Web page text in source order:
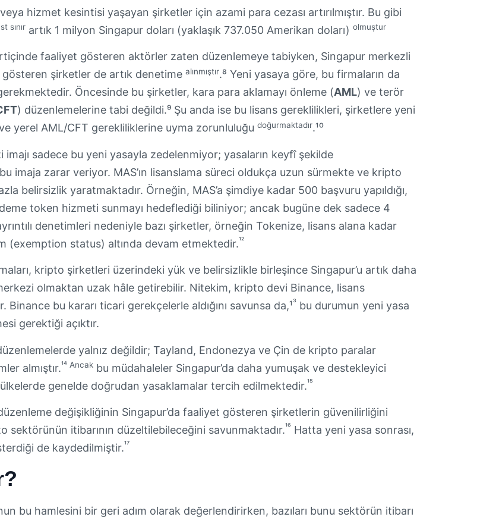
hizmet kesintisi yaşayan şirketler için azami para cezası artırılmıştır. Bu gibi
sınır artık 1 milyon Singapur doları (yaklaşık 737.050 Amerikan doları) olmuştur
faaliyet gösteren aktörler zaten düzenlemeye tabiyken, Singapur merkezli
gösteren şirketler de artık denetime alınmıştır.⁸ Yeni yasaya göre, bu firmaların da
Öncesinde bu şirketler, kara para aklamayı önleme (AML) ve terör
) düzenlemelerine tabi değildi.⁹ Şu anda ise bu lisans gereklilikleri, şirketlere yeni
yerel AML/CFT gerekliliklerine uyma zorunluluğu doğurmaktadır.¹⁰
imajı sadece bu yeni yasayla zedelenmiyor; yasaların keyfî şekilde
imaja zarar veriyor. MAS’ın lisanslama süreci oldukça uzun sürmekte ve kripto
belirsizlik yaratmaktadır. Örneğin, MAS’a şimdiye kadar 500 başvuru yapıldığı,
token hizmeti sunmayı hedeflediği biliniyor; ancak bugüne dek sadece 4
ayrıntılı denetimleri nedeniyle bazı şirketler, örneğin Tokenize, lisans alana kadar
(exemption status) altında devam etmektedir.¹²
kripto şirketleri üzerindeki yük ve belirsizlikle birleşince Singapur’u artık daha
olmaktan uzak hâle getirebilir. Nitekim, kripto devi Binance, lisans
Binance bu kararı ticari gerekçelerle aldığını savunsa da,¹³ bu durumun yeni yasa
gerektiği açıktır.
yalnız değildir; Tayland, Endonezya ve Çin de kripto paralar
almıştır.¹⁴ Ancak bu müdahaleler Singapur’da daha yumuşak ve destekleyici
genelde doğrudan yasaklamalar tercih edilmektedir.¹⁵
değişikliğinin Singapur’da faaliyet gösteren şirketlerin güvenilirliğini
sektörünün itibarının düzeltilebileceğini savunmaktadır.¹⁶ Hatta yeni yasa sonrası,
de kaydedilmiştir.¹⁷
bu hamlesini bir geri adım olarak değerlendirirken, bazıları bunu sektörün itibarı